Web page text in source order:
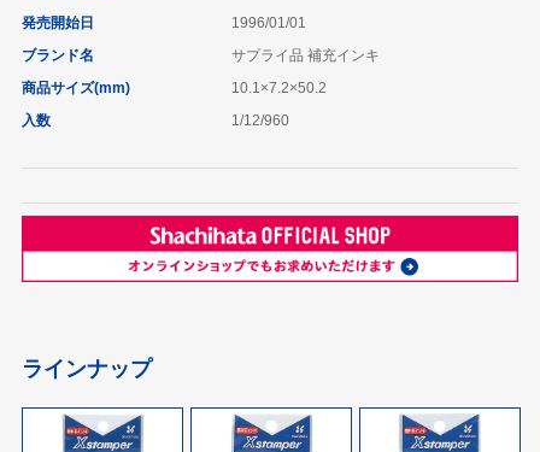
発売開始日
1996/01/01
ブランド名
サプライ品 補充インキ
商品サイズ(mm)
10.1×7.2×50.2
入数
1/12/960
ラインナップ